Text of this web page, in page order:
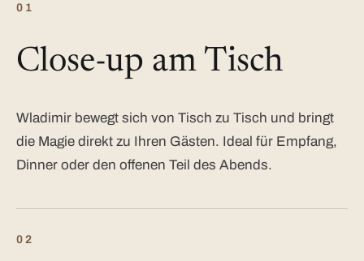
01
Close-up am Tisch
Wladimir bewegt sich von Tisch zu Tisch und bringt
die Magie direkt zu Ihren Gästen. Ideal für Empfang,
Dinner oder den offenen Teil des Abends.
02